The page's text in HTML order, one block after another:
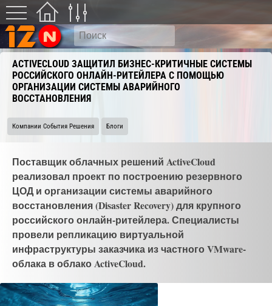
ACTIVECLOUD ЗАЩИТИЛ БИЗНЕС-КРИТИЧНЫЕ СИСТЕМЫ
РОССИЙСКОГО ОНЛАЙН-РИТЕЙЛЕРА С ПОМОЩЬЮ
ОРГАНИЗАЦИИ СИСТЕМЫ АВАРИЙНОГО
ВОССТАНОВЛЕНИЯ
Компании События Решения Блоги
Поставщик облачных решений ActiveCloud
реализовал проект по построению резервного
ЦОД и организации системы аварийного
восстановления (Disaster Recovery) для крупного
российского онлайн-ритейлера. Специалисты
провели репликацию виртуальной
инфраструктуры заказчика из частного VMware-
облака в облако ActiveCloud.